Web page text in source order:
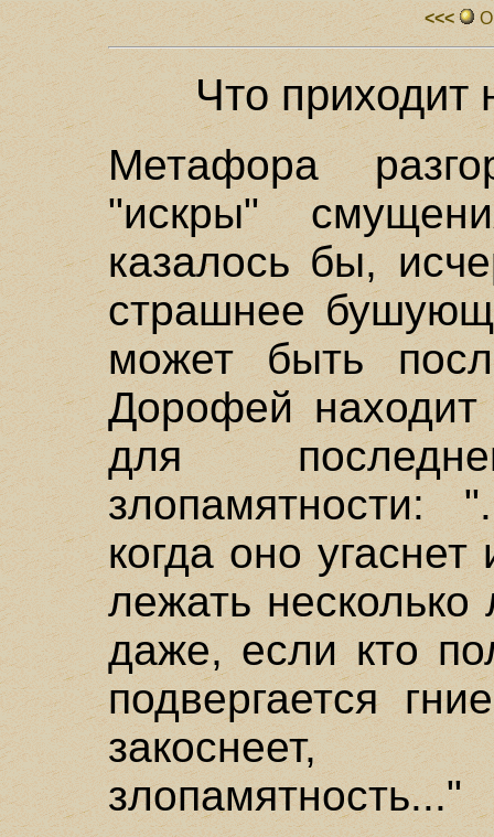
<<<
Что приходит
Метафора
"искры"
казалось бы,
страшнее
может быть
Дорофей находит
для
злопамятности:
когда оно
лежать
даже, если кто
подвергается
злопамятность..."